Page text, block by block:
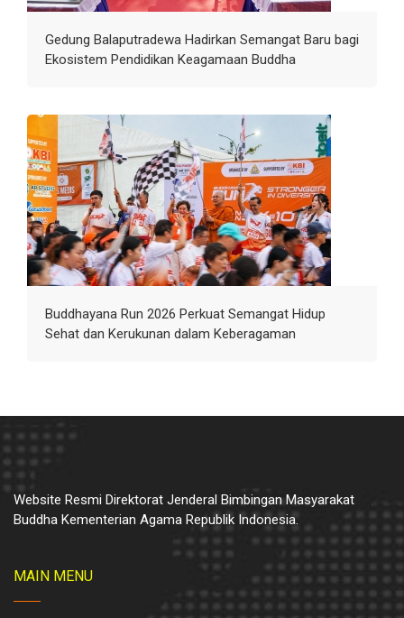
Gedung Balaputradewa Hadirkan Semangat Baru bagi
Ekosistem Pendidikan Keagamaan Buddha
Buddhayana Run 2026 Perkuat Semangat Hidup
Sehat dan Kerukunan dalam Keberagaman
Website Resmi Direktorat Jenderal Bimbingan Masyarakat
Buddha Kementerian Agama Republik Indonesia.
MAIN MENU